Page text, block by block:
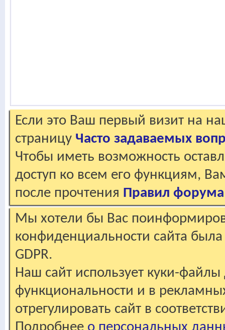
Если это Ваш первый визит на
страницу Часто задаваемых
Чтобы иметь возможность
доступ ко всем его функциям,
после прочтения Правил форума
Мы хотели бы Вас
конфиденциальности сайта
GDPR.
Наш сайт использует куки-файлы
функциональности и в
отрегулировать сайт в